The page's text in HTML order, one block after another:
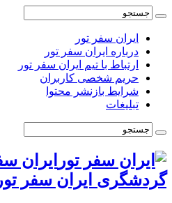
ایران سفر تور
درباره ایران سفر تور
ارتباط با تیم ایران سفر تور
حریم شخصی کاربران
شرایط بازنشر محتوا
تبلیغات
ایران
گردشگری ایران سفر تور